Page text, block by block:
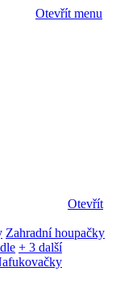
Otevřít menu
Otevřít
Zahradní houpačky
+ 3 další